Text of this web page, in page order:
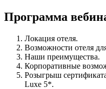
Программа
Локация отеля.
Возможности отеля
Наши преимущества.
Корпоративные
Розыгрыш
Luxe 5*.